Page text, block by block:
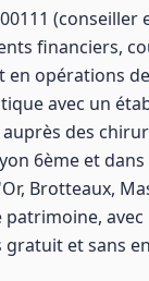
(conseiller
financiers,
en opérations
avec un
des
6ème et
Brotteaux,
patrimoine,
gratuit et sans